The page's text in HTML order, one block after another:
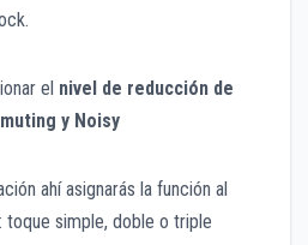
el nivel de reducción de
y Noisy
ahí asignarás la función al
toque simple, doble o triple